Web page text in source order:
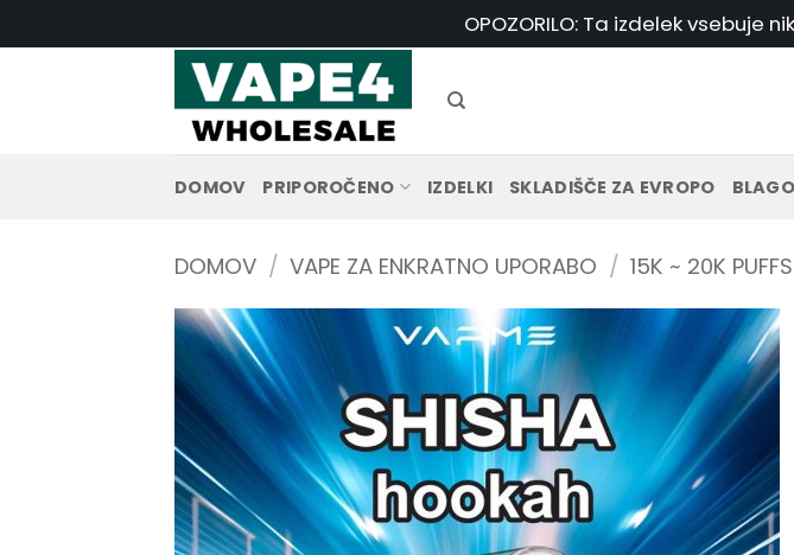
na
OPOZORILO: Ta izdelek vsebuje
DOMOV PRIPOROČENO IZDELKI SKLADIŠČE ZA EVROPO
DOMOV / VAPE ZA ENKRATNO UPORABO / 15K ~ 20K PUFFS